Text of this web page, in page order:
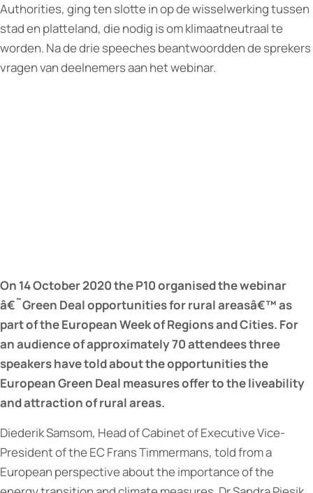
Authorities, ging ten slotte in op de wisselwerking tussen
stad en platteland, die nodig is om klimaatneutraal te
worden. Na de drie speeches beantwoordden de sprekers
vragen van deelnemers aan het webinar.
On 14 October 2020 the P10 organised the webinar
â€˜Green Deal opportunities for rural areasâ€™ as
part of the European Week of Regions and Cities. For
an audience of approximately 70 attendees three
speakers have told about the opportunities the
European Green Deal measures offer to the liveability
and attraction of rural areas.
Diederik Samsom, Head of Cabinet of Executive Vice-
President of the EC Frans Timmermans, told from a
European perspective about the importance of the